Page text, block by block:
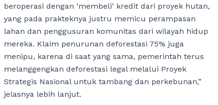
beroperasi dengan ‘membeli’ kredit dari proyek hutan,
yang pada prakteknya justru memicu perampasan
lahan dan penggusuran komunitas dari wilayah hidup
mereka. Klaim penurunan deforestasi 75% juga
menipu, karena di saat yang sama, pemerintah terus
melanggengkan deforestasi legal melalui Proyek
Strategis Nasional untuk tambang dan perkebunan,”
jelasnya lebih lanjut.